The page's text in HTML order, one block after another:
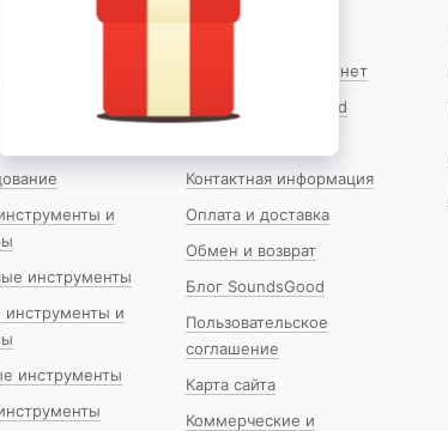
Контакты
низов.
Для:
📐 15\" vs 12\"
15\": больше низов, теплее,
объёмнее. 12\": стандарт, чётче,
быстрее. 15\"=jazz, SRV blues,
и
инструменты
и
инструменты
Вход в личный кабинет
Каталог SoundsGood
Контактная информация
Оплата и доставка
Обмен и возврат
Блог SoundsGood
Пользовательское
соглашение
Карта сайта
Коммерческие и